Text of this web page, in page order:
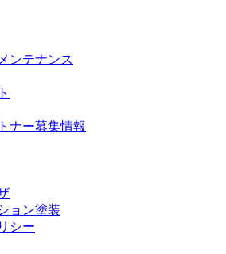
ンテナンス
ナー募集情報
ョン塗装
シー